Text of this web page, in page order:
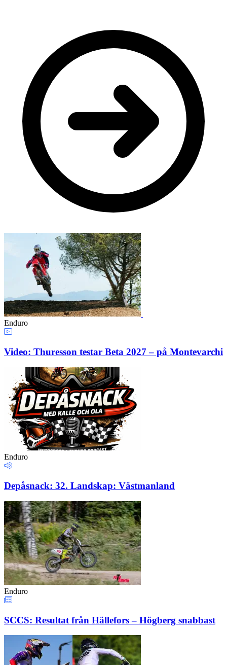
Enduro
Video: Thuresson testar Beta 2027 – på Montevarchi
Enduro
Depåsnack: 32. Landskap: Västmanland
Enduro
SCCS: Resultat från Hällefors – Högberg snabbast